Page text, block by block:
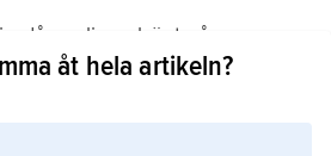
då vanligen högt på
råder.
åt hela artikeln?